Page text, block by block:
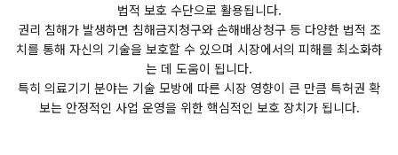
법적 보호 수단으로 활용됩니다.
권리 침해가 발생하면 침해금지청구와 손해배상청구 등 다양한 법적 조
치를 통해 자신의 기술을 보호할 수 있으며 시장에서의 피해를 최소화하
는 데 도움이 됩니다.
특히 의료기기 분야는 기술 모방에 따른 시장 영향이 큰 만큼 특허권 확
보는 안정적인 사업 운영을 위한 핵심적인 보호 장치가 됩니다.